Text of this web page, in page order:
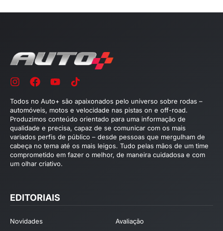
Todos no Auto+ são apaixonados pelo universo sobre rodas –
automóveis, motos e velocidade nas pistas on e off-road.
Produzimos conteúdo orientado para uma informação de
qualidade e precisa, capaz de se comunicar com os mais
variados perfis de público – desde pessoas que mergulham de
cabeça no tema até os mais leigos. Tudo pelas mãos de um time
comprometido em fazer o melhor, de maneira cuidadosa e com
um olhar criativo.
EDITORIAIS
Novidades
Avaliação